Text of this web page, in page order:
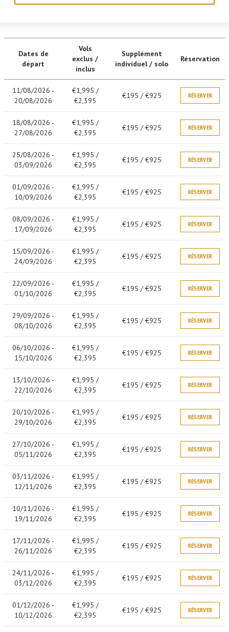
Dates de
départ
Vols
exclus /
inclus
Supplément
individuel / solo
Réservation
11/08/2026 -
20/08/2026
€1,995 /
€2,395
€195 / €925 RÉSERVER
18/08/2026 -
27/08/2026
€1,995 /
€2,395
€195 / €925 RÉSERVER
25/08/2026 -
03/09/2026
€1,995 /
€2,395
€195 / €925 RÉSERVER
01/09/2026 -
10/09/2026
€1,995 /
€2,395
€195 / €925 RÉSERVER
08/09/2026 -
17/09/2026
€1,995 /
€2,395
€195 / €925 RÉSERVER
15/09/2026 -
24/09/2026
€1,995 /
€2,395
€195 / €925 RÉSERVER
22/09/2026 -
01/10/2026
€1,995 /
€2,395
€195 / €925 RÉSERVER
29/09/2026 -
08/10/2026
€1,995 /
€2,395
€195 / €925 RÉSERVER
06/10/2026 -
15/10/2026
€1,995 /
€2,395
€195 / €925 RÉSERVER
13/10/2026 -
22/10/2026
€1,995 /
€2,395
€195 / €925 RÉSERVER
20/10/2026 -
29/10/2026
€1,995 /
€2,395
€195 / €925 RÉSERVER
27/10/2026 -
05/11/2026
€1,995 /
€2,395
€195 / €925 RÉSERVER
03/11/2026 -
12/11/2026
€1,995 /
€2,395
€195 / €925 RÉSERVER
10/11/2026 -
19/11/2026
€1,995 /
€2,395
€195 / €925 RÉSERVER
17/11/2026 -
26/11/2026
€1,995 /
€2,395
€195 / €925 RÉSERVER
24/11/2026 -
03/12/2026
€1,995 /
€2,395
€195 / €925 RÉSERVER
01/12/2026 -
10/12/2026
€1,995 /
€2,395
€195 / €925 RÉSERVER